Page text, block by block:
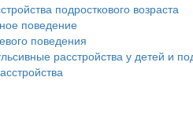
подросткового возраста
поведение
поведения
расстройства у детей и